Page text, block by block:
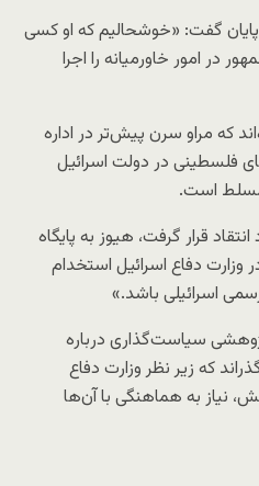
گفت: «خوشحالیم که او کسی
امور خاورمیانه را اجرا
که مراو سرن پیش‌تر در اداره
فلسطینی در دولت اسرائیل
مسلط است.
قرار گرفت، هیوز به پایگاه
وزارت دفاع اسرائیل استخدام
اسرائیلی باشد.»
سیاست‌گذاری درباره
که زیر نظر وزارت دفاع
نیاز به هماهنگی با آن‌ها